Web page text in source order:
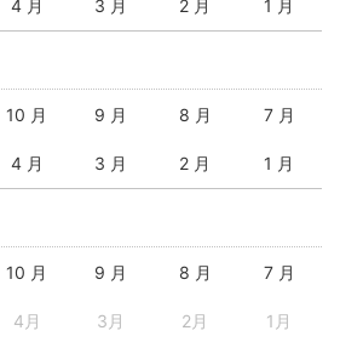
4 月 3 月 2 月 1 月
10 月 9 月 8 月 7 月
4 月 3 月 2 月 1 月
10 月 9 月 8 月 7 月
4月 3月 2月 1月